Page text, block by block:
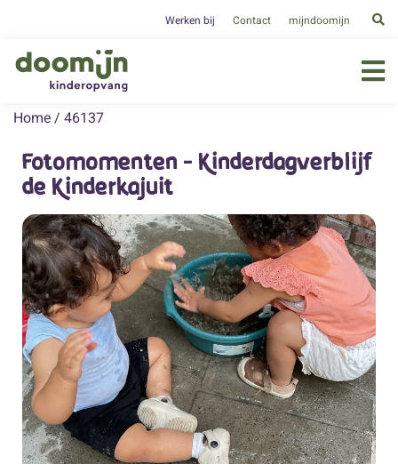
Werken bij Contact mijndoomijn
Home / 46137
Fotomomenten - Kinderdagverblijf
de Kinderkajuit